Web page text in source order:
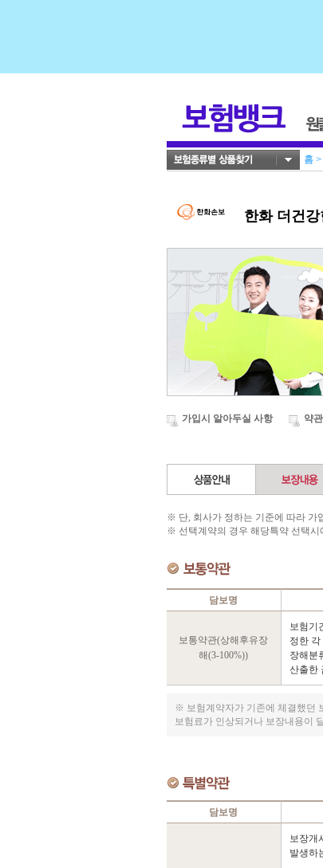
홈 >
한화 더건
가입시 알아두실 사항 약
※ 단, 회사가 정하는 기준에 따라 가
※ 선택계약의 경우 해당특약 선택시
담보명
보통약관(상해후유장
해(3-100%))
보험기
정한
장해분
산출한
※ 보험계약자가 기존에 체결했던
보험료가 인상되거나 보장내용이
담보명
보장개
발생하